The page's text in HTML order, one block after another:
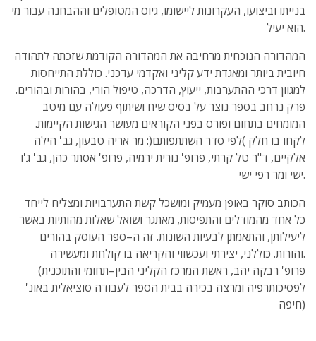
בנייתו וביצועו, העקרונות ליישומו, גיוס המטופלים וההבחנה עבור מי
הוא יעיל.
המהדורה הנוכחית מרחיבה את המהדורה הקודמת שזכתה לתהודה
חיובית ביותר ומאגדת ידע קליני ואקדמי עדכני. כוללת התייחסות
למגוון דרכי ההתערבות, ייעוץ, הדרכה, טיפול הורי, בהורות ובהורים.
פרק נרחב בספר נוצר על בסיס שיח ושיתוף פעולה עם מיטב
המומחים בתחום ופורס בפני הקוראים מעושר הגישות הקיימות.
לקחו בו חלק )לפי סדר השתתפותם(: מר אריה טבעון, גב' הילה
אלקיים, ד"ר טל קרתי, פרופ' נורית ירמיה, פרופ' אסתר כהן, גב' ג'ו
ישי ומר רפי ישי.
הכותב סוקר באופן מעמיק ומושכל קשת התערבויות ומצליח לייחד
כל אחד מהמודלים והתפיסות, מאתגר ושואל שאלות מהותיות באשר
ליעילותן, והתאמתן לבעיות השונות. זה ה–ספר העוסק בהורים
והורות. כוללני, יצירתי ועכשווי והקריאה בו קולחת ומעשירה.
(פרופ' רבקה יהב, ראשת המרכז הקליני הבין–תחומי והתוכנית
לפסיכותרפיה ומרצה בכירה בבית הספר לעבודה סוציאלית באונ'
חיפה)